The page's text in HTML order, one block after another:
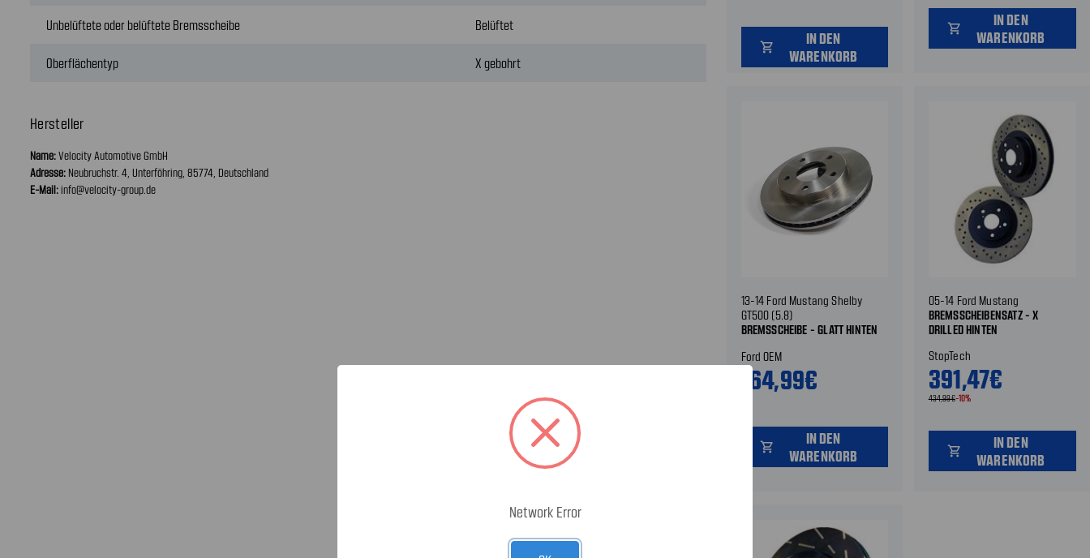
Unbelüftete oder belüftete Bremsscheibe Belüftet
Oberflächentyp X gebohrt
Hersteller
Name:Velocity Automotive GmbH
Adresse: Neubruchstr. 4, Unterföhring, 85774, Deutschland
E-Mail:info@velocity-group.de
shopping_cart
IN DEN
WARENKORB
shopping_cart
IN DEN
WARENKORB
13-14 Ford Mustang Shelby
GT500 (5.8)
BREMSSCHEIBE - GLATT HINTEN
Ford OEM
164,99€
shopping_cart
IN DEN
WARENKORB
05-14 Ford Mustang
BREMSSCHEIBENSATZ - X
DRILLED HINTEN
StopTech
391,47€
434,99€-10%
shopping_cart
IN DEN
WARENKORB
Network Error